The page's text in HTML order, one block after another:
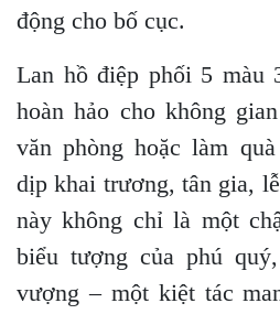
động cho bố cục.
Lan hồ điệp phối 5 màu
hoàn hảo cho không
văn phòng hoặc làm
dịp khai trương, tân gia,
này không chỉ là một
biểu tượng của phú
vượng – một kiệt tác